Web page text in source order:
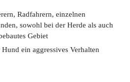
Radfahrern, einzelnen
sowohl bei der Herde als auch
Gebiet
ein aggressives Verhalten